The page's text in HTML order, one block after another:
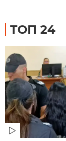
ТОП 24